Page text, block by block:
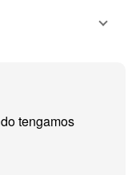
tengamos